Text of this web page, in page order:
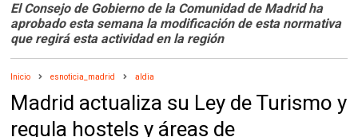
El Consejo de Gobierno de la Comunidad de Madrid ha
aprobado esta semana la modificación de esta normativa
que regirá esta actividad en la región
Inicio esnoticia_madrid aldia
Madrid actualiza su Ley de Turismo y
regula hostels y áreas de